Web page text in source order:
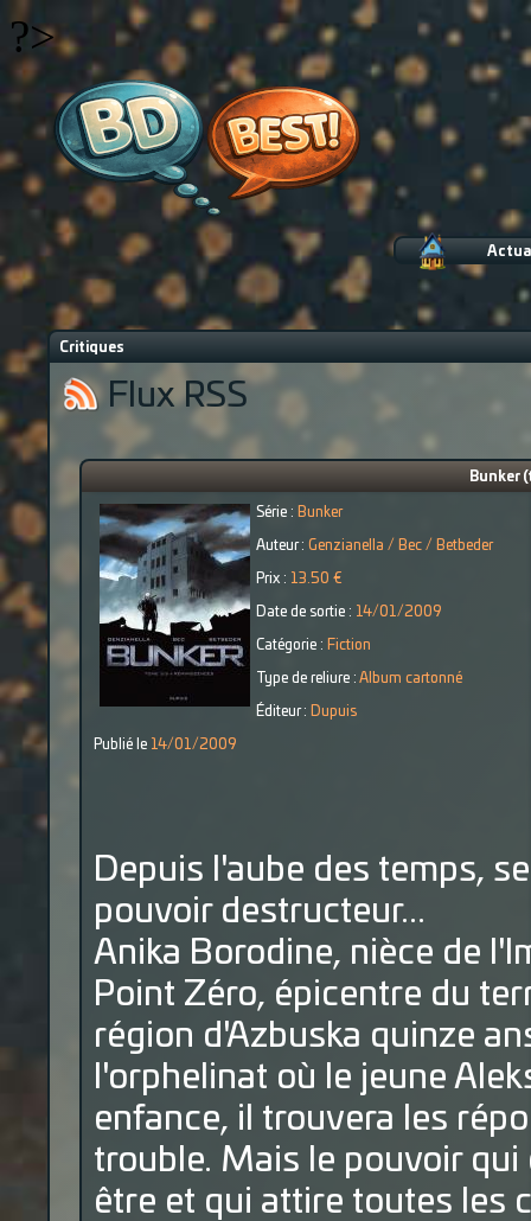
?>
Critiques
Flux RSS
Bunker
Série : Bunker
Auteur : Genzianella / Bec / Betbeder
Prix : 13.50 €
Date de sortie : 14/01/2009
Catégorie : Fiction
Type de reliure : Album cartonné
Éditeur : Dupuis
Publié le 14/01/2009
Depuis l'aube des temps,
pouvoir destructeur...
Anika Borodine, nièce de
Point Zéro, épicentre du
région d'Azbuska quinze
l'orphelinat où le jeune
enfance, il trouvera les
trouble. Mais le pouvoir
être et qui attire toutes les